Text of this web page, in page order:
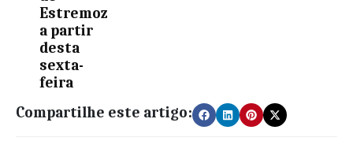
Estremoz
a partir
desta
sexta-
feira
Compartilhe este artigo: